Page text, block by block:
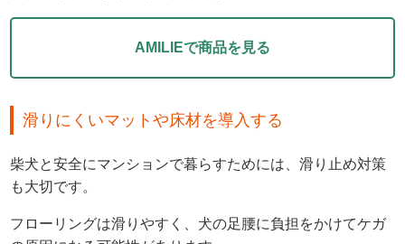
AMILIEで商品を見る
滑りにくいマットや床材を導入する
柴犬と安全にマンションで暮らすためには、滑り止め対策
も大切です。
フローリングは滑りやすく、犬の足腰に負担をかけてケガ